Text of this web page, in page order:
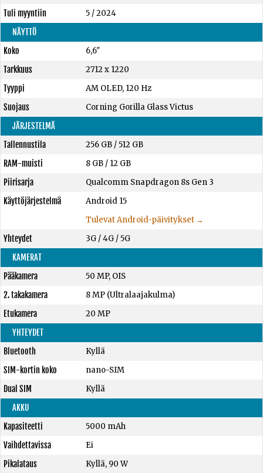
Tuli myyntiin
5 / 2024
NÄYTTÖ
Koko
6,6"
Tarkkuus
2712 x 1220
Tyyppi
AM OLED, 120 Hz
Suojaus
Corning Gorilla Glass Victus
JÄRJESTELMÄ
Tallennustila
256 GB/512 GB
RAM-muisti
8 GB/ 12 GB
Piirisarja
Qualcomm Snapdragon 8s Gen 3
Käyttöjärjestelmä
Android 15
Tulevat Android-päivitykset →
Yhteydet
3G / 4G / 5G
KAMERAT
Pääkamera
50 MP, OIS
2. takakamera
8 MP (Ultralaajakulma)
Etukamera
20 MP
YHTEYDET
Bluetooth
Kyllä
SIM-kortin koko
nano-SIM
Dual SIM
Kyllä
AKKU
Kapasiteetti
5000 mAh
Vaihdettavissa
Ei
Pikalataus
Kyllä, 90 W